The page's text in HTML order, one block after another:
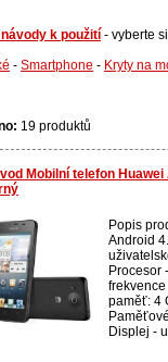
návody k použití - vyberte
- Smartphone - Kryty na
19 produktů
Mobilní telefon
Popis
Android
Procesor
paměť: 4
Displej -